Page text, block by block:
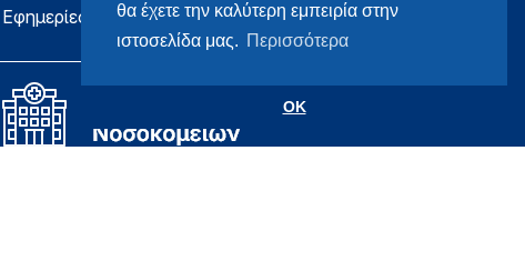
θα έχετε την καλύτερη εμπειρία στην
ιστοσελίδα μας. Περισσότερα
OK
Εφημερίες